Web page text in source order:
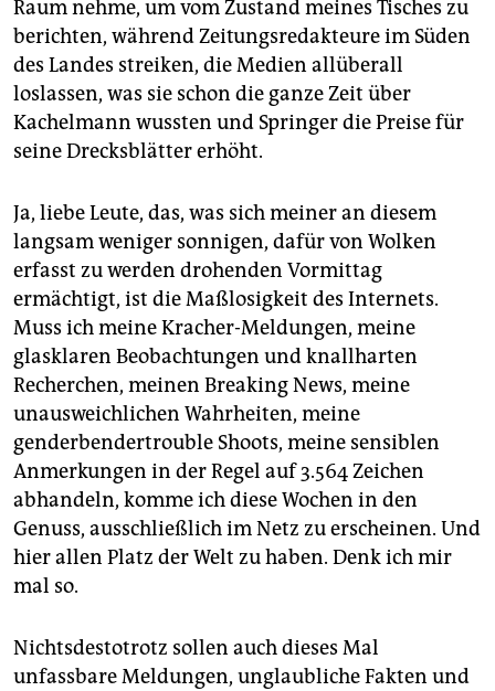
epaper login
Raum nehme, um vom Zustand meines Tisches zu
berichten, während Zeitungsredakteure im Süden
des Landes streiken, die Medien allüberall
loslassen, was sie schon die ganze Zeit über
Kachelmann wussten und Springer die Preise für
seine Drecksblätter erhöht.
Ja, liebe Leute, das, was sich meiner an diesem
langsam weniger sonnigen, dafür von Wolken
erfasst zu werden drohenden Vormittag
ermächtigt, ist die Maßlosigkeit des Internets.
Muss ich meine Kracher-Meldungen, meine
glasklaren Beobachtungen und knallharten
Recherchen, meinen Breaking News, meine
unausweichlichen Wahrheiten, meine
genderbendertrouble Shoots, meine sensiblen
Anmerkungen in der Regel auf 3.564 Zeichen
abhandeln, komme ich diese Wochen in den
Genuss, ausschließlich im Netz zu erscheinen. Und
hier allen Platz der Welt zu haben. Denk ich mir
mal so.
Nichtsdestotrotz sollen auch dieses Mal
unfassbare Meldungen, unglaubliche Fakten und